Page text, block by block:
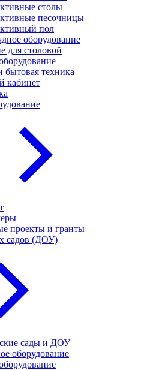
столы
песочницы
пол
оборудование
для столовой
бытовая техника
кабинет
проекты и гранты
садов (ДОУ)
сады и ДОУ
оборудование